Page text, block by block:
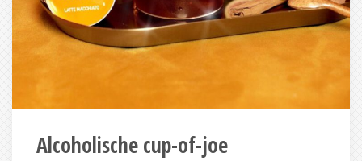
Alcoholische cup-of-joe